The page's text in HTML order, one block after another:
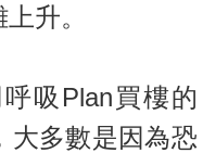
升。
吸Plan買樓的
大多數是因為恐